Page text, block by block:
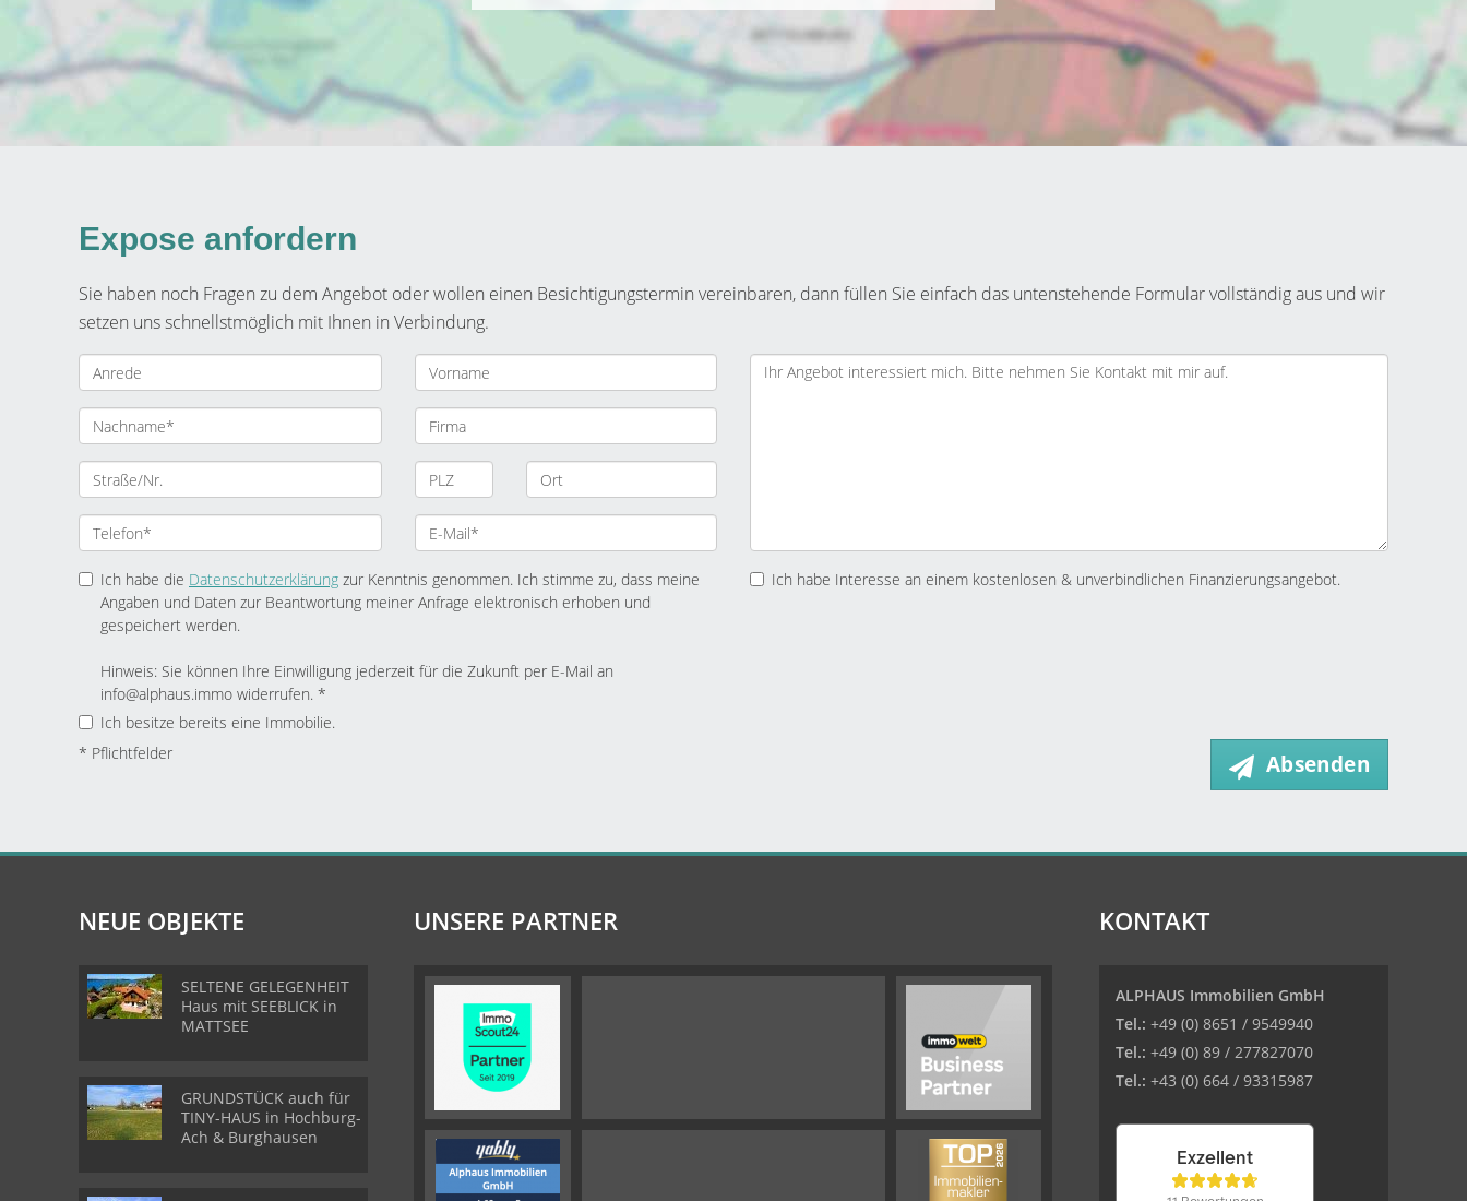
Expose anfordern
Sie haben noch Fragen zu dem Angebot oder wollen einen Besichtigungstermin vereinbaren, dann füllen Sie einfach das untenstehende Formular vollständig aus und wir
setzen uns schnellstmöglich mit Ihnen in Verbindung.
Ich habe die Datenschutzerklärung zur Kenntnis genommen. Ich stimme zu, dass meine
Angaben und Daten zur Beantwortung meiner Anfrage elektronisch erhoben und
gespeichert werden.
Hinweis: Sie können Ihre Einwilligung jederzeit für die Zukunft per E-Mail an
info@alphaus.immo widerrufen. *
Ich besitze bereits eine Immobilie.
Ich habe Interesse an einem kostenlosen & unverbindlichen Finanzierungsangebot.
* Pflichtfelder Absenden
NEUE OBJEKTE
SELTENE GELEGENHEIT
Haus mit SEEBLICK in
MATTSEE
GRUNDSTÜCK auch für
TINY-HAUS in Hochburg-
Ach & Burghausen
UNSERE PARTNER KONTAKT
ALPHAUS Immobilien GmbH
Tel.: +49 (0) 8651 / 9549940
Tel.: +49 (0) 89 / 277827070
Tel.: +43 (0) 664 / 93315987